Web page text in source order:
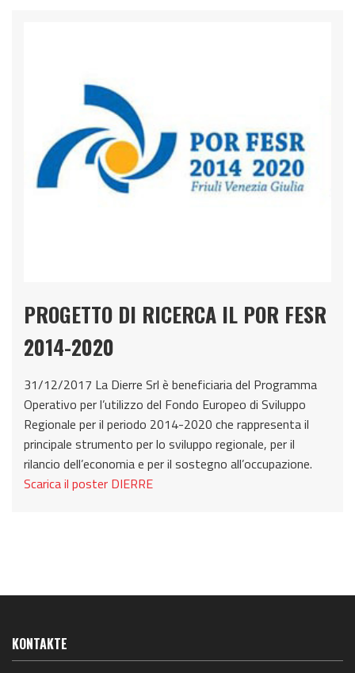
PROGETTO DI RICERCA IL POR FESR
2014-2020
31/12/2017 La Dierre Srl è beneficiaria del Programma
Operativo per l’utilizzo del Fondo Europeo di Sviluppo
Regionale per il periodo 2014-2020 che rappresenta il
principale strumento per lo sviluppo regionale, per il
rilancio dell’economia e per il sostegno all’occupazione.
Scarica il poster DIERRE
KONTAKTE